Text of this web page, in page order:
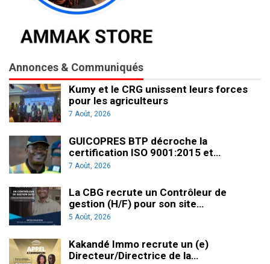
Annonces & Communiqués
Kumy et le CRG unissent leurs forces
pour les agriculteurs
7 Août, 2026
GUICOPRES BTP décroche la
certification ISO 9001:2015 et…
7 Août, 2026
La CBG recrute un Contrôleur de
gestion (H/F) pour son site…
5 Août, 2026
Kakandé Immo recrute un (e)
Directeur/Directrice de la…